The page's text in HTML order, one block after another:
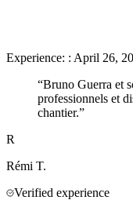
Experience: : April 26,
“Bruno Guerra et
professionnels et
chantier.”
R
Rémi T.
Verified experience